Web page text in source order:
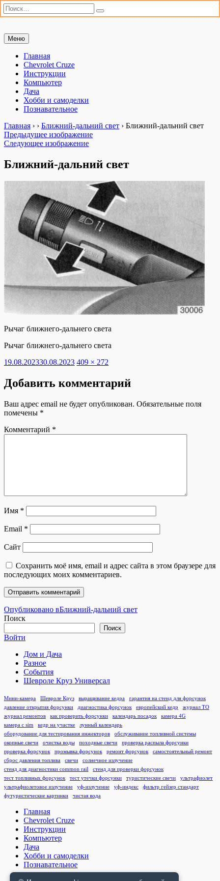
Искать:
Поиск
Перейти
к
содержимому
Мастерим сами
«Мастерим сами» — сайт для практиков. Ремонт автомобиля,
настройка компьютера, дачные хлопоты и полезные хобби. Всё,
что можно сделать своими руками.
Меню
Главная
Chevrolet Cruze
Инструкции
Компьютер
Дача
Хобби и самоделки
Познавательное
Главная › › Ближний-дальний свет › Ближний-дальний свет
Предыдущее изображение
Следующее изображение
Ближний-дальний свет
Рычаг ближнего-дальнего света
Рычаг ближнего-дальнего света
Опубликовано
19.08.202330.08.2023 Полный
409 × 272
Добавить комментарий
Ваш адрес email не будет опубликован. Обязательные поля
помечены *
Комментарий *
Имя *
Email *
Сайт
Сохранить моё имя, email и адрес сайта в этом браузере для
последующих моих комментариев.
Навигация
по
записям
Опубликовано вБлижний-дальний свет
Поиск
Поиск
Войти
Дом и Дача
Разное
События
Шевроле Круз Универсал
Мини-камера Шевроле Круз выращивание кедра
гарантия на стенд для форсунок
давление открытия форсунки
диагностика форсунок европейский кедр
журнал ТО
журнал ремонтов
как проверить форсунки календарь посадок
камера 4G
камера с sim
кедр на участке
лунный календарь
оборудование для тестирования инжекторов
обслуживание топливной системы
окопные свечи
очистка воды походные свечи
проверка распыла форсунки
проверка форсунок
промывка форсунок ремонт форсунок
самостоятельный ремонт
сброс давления топлива
свечи
солнечное излучение
стенд для диагностики common rail
стенд для проверки форсунок
тест топливных форсунок
тест утечки форсунки туристические свечи
ультрафиолет
ультрафиолетовое излучение
уф-излучение уф-индекс
фильтр гейзер стандарт
футуристические картинки
чистая вода
Главная
Chevrolet Cruze
Инструкции
Компьютер
Дача
Хобби и самоделки
Познавательное